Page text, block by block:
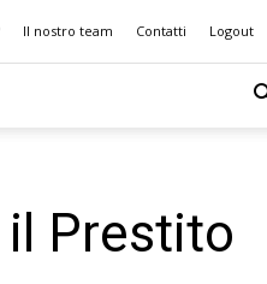
Il nostro team Contatti Logout
Prestito